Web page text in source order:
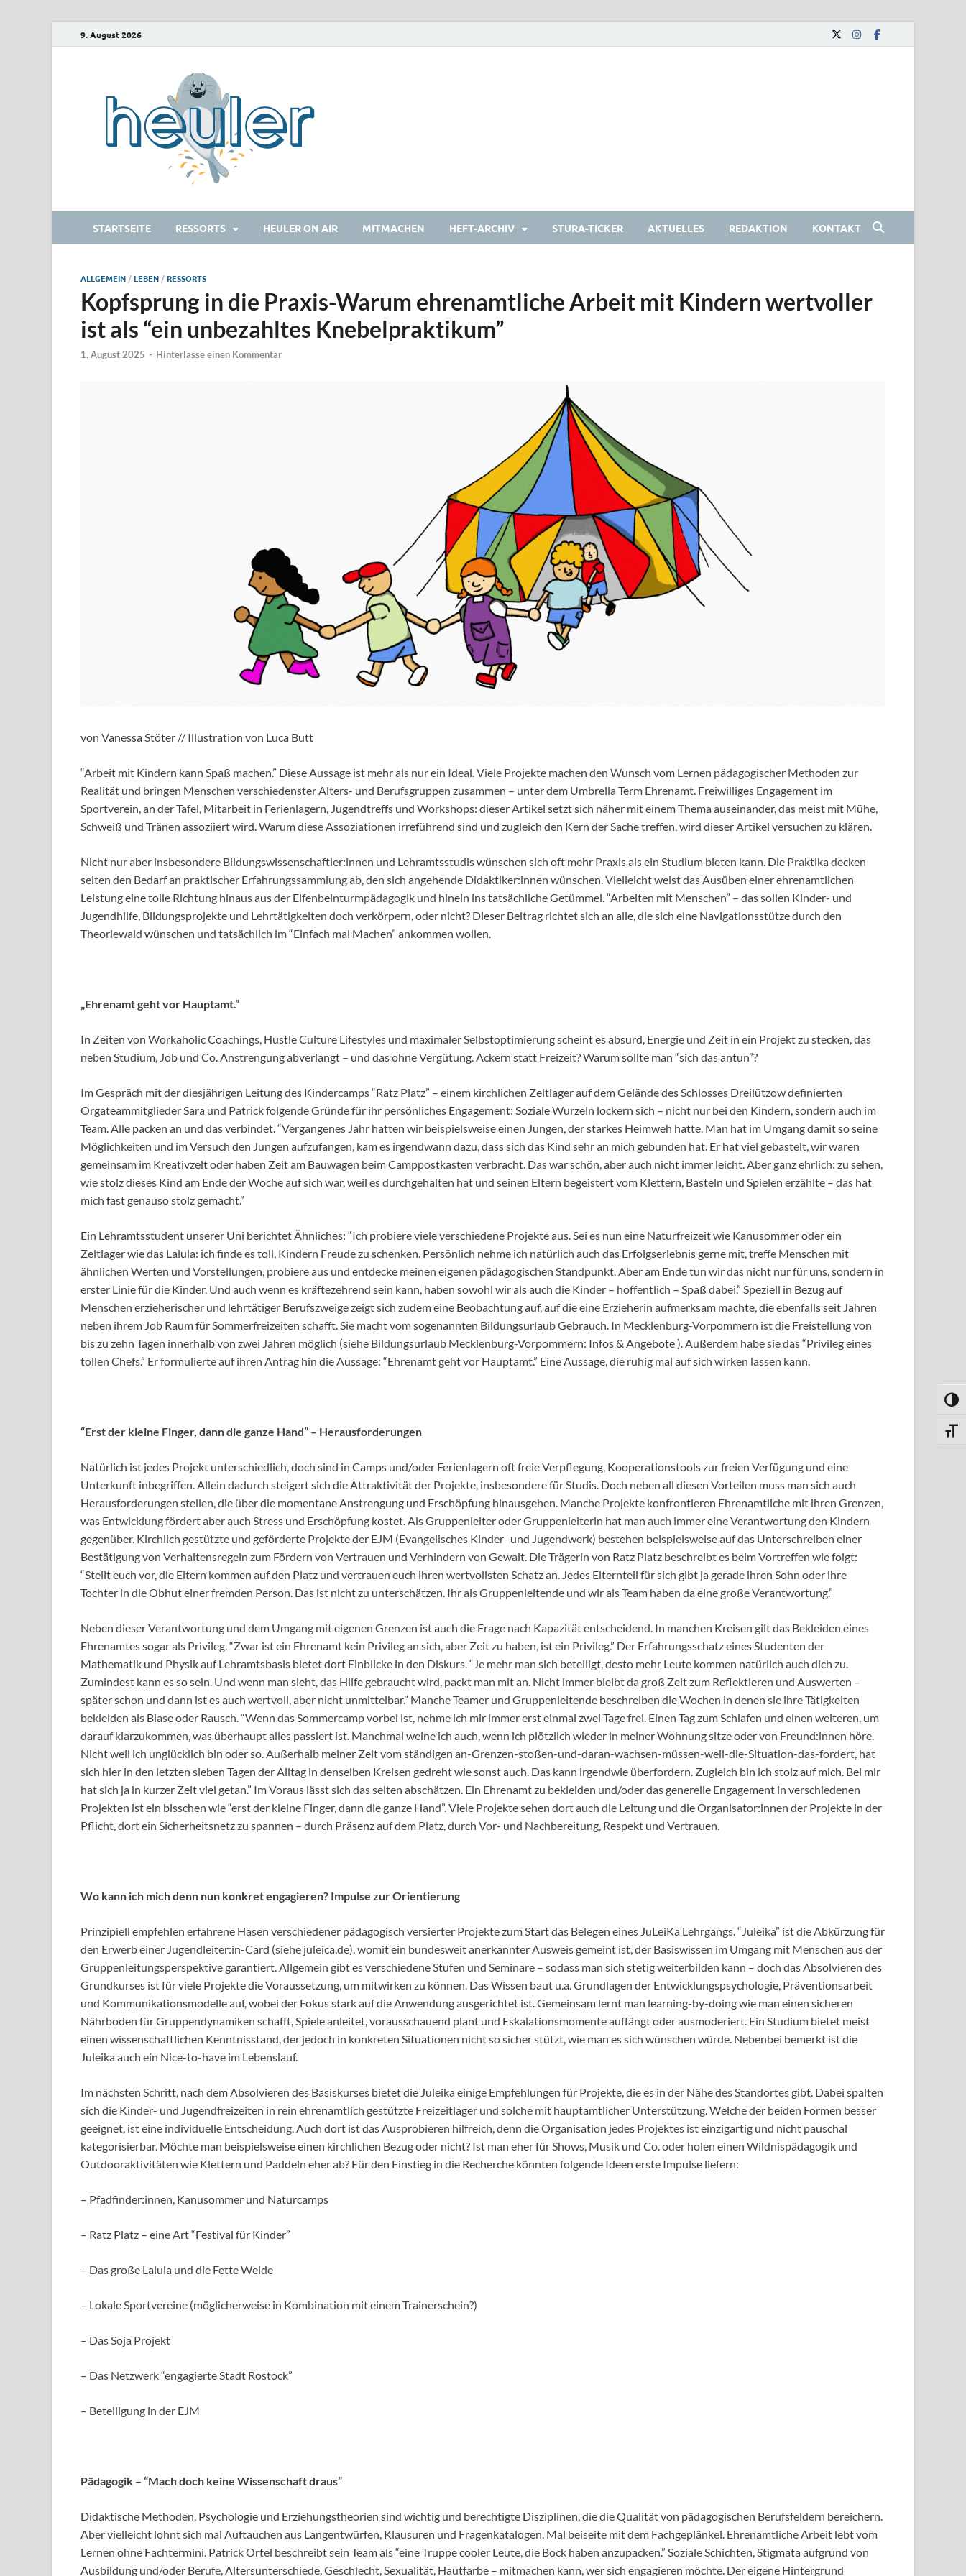
9. August 2026
STARTSEITE RESSORTS HEULER ON AIR MITMACHEN HEFT-ARCHIV STURA-TICKER AKTUELLES REDAKTION KONTAKT
ALLGEMEIN /LEBEN /RESSORTS
Kopfsprung in die Praxis-Warum ehrenamtliche Arbeit mit Kindern wertvoller
ist als “ein unbezahltes Knebelpraktikum”
1. August 2025 - Hinterlasse einen Kommentar
von Vanessa Stöter // Illustration von Luca Butt
“Arbeit mit Kindern kann Spaß machen.” Diese Aussage ist mehr als nur ein Ideal. Viele Projekte machen den Wunsch vom Lernen pädagogischer Methoden zur
Realität und bringen Menschen verschiedenster Alters- und Berufsgruppen zusammen – unter dem Umbrella Term Ehrenamt. Freiwilliges Engagement im
Sportverein, an der Tafel, Mitarbeit in Ferienlagern, Jugendtreffs und Workshops: dieser Artikel setzt sich näher mit einem Thema auseinander, das meist mit Mühe,
Schweiß und Tränen assoziiert wird. Warum diese Assoziationen irreführend sind und zugleich den Kern der Sache treffen, wird dieser Artikel versuchen zu klären.
Nicht nur aber insbesondere Bildungswissenschaftler:innen und Lehramtsstudis wünschen sich oft mehr Praxis als ein Studium bieten kann. Die Praktika decken
selten den Bedarf an praktischer Erfahrungssammlung ab, den sich angehende Didaktiker:innen wünschen. Vielleicht weist das Ausüben einer ehrenamtlichen
Leistung eine tolle Richtung hinaus aus der Elfenbeinturmpädagogik und hinein ins tatsächliche Getümmel. “Arbeiten mit Menschen” – das sollen Kinder- und
Jugendhilfe, Bildungsprojekte und Lehrtätigkeiten doch verkörpern, oder nicht? Dieser Beitrag richtet sich an alle, die sich eine Navigationsstütze durch den
Theoriewald wünschen und tatsächlich im “Einfach mal Machen” ankommen wollen.
„Ehrenamt geht vor Hauptamt.”
In Zeiten von Workaholic Coachings, Hustle Culture Lifestyles und maximaler Selbstoptimierung scheint es absurd, Energie und Zeit in ein Projekt zu stecken, das
neben Studium, Job und Co. Anstrengung abverlangt – und das ohne Vergütung. Ackern statt Freizeit? Warum sollte man “sich das antun”?
Im Gespräch mit der diesjährigen Leitung des Kindercamps “Ratz Platz” – einem kirchlichen Zeltlager auf dem Gelände des Schlosses Dreilützow definierten
Orgateammitglieder Sara und Patrick folgende Gründe für ihr persönliches Engagement: Soziale Wurzeln lockern sich – nicht nur bei den Kindern, sondern auch im
Team. Alle packen an und das verbindet. “Vergangenes Jahr hatten wir beispielsweise einen Jungen, der starkes Heimweh hatte. Man hat im Umgang damit so seine
Möglichkeiten und im Versuch den Jungen aufzufangen, kam es irgendwann dazu, dass sich das Kind sehr an mich gebunden hat. Er hat viel gebastelt, wir waren
gemeinsam im Kreativzelt oder haben Zeit am Bauwagen beim Camppostkasten verbracht. Das war schön, aber auch nicht immer leicht. Aber ganz ehrlich: zu sehen,
wie stolz dieses Kind am Ende der Woche auf sich war, weil es durchgehalten hat und seinen Eltern begeistert vom Klettern, Basteln und Spielen erzählte – das hat
mich fast genauso stolz gemacht.”
Ein Lehramtsstudent unserer Uni berichtet Ähnliches: “Ich probiere viele verschiedene Projekte aus. Sei es nun eine Naturfreizeit wie Kanusommer oder ein
Zeltlager wie das Lalula: ich finde es toll, Kindern Freude zu schenken. Persönlich nehme ich natürlich auch das Erfolgserlebnis gerne mit, treffe Menschen mit
ähnlichen Werten und Vorstellungen, probiere aus und entdecke meinen eigenen pädagogischen Standpunkt. Aber am Ende tun wir das nicht nur für uns, sondern in
erster Linie für die Kinder. Und auch wenn es kräftezehrend sein kann, haben sowohl wir als auch die Kinder – hoffentlich – Spaß dabei.” Speziell in Bezug auf
Menschen erzieherischer und lehrtätiger Berufszweige zeigt sich zudem eine Beobachtung auf, auf die eine Erzieherin aufmerksam machte, die ebenfalls seit Jahren
neben ihrem Job Raum für Sommerfreizeiten schafft. Sie macht vom sogenannten Bildungsurlaub Gebrauch. In Mecklenburg-Vorpommern ist die Freistellung von
bis zu zehn Tagen innerhalb von zwei Jahren möglich (siehe Bildungsurlaub Mecklenburg-Vorpommern: Infos & Angebote ). Außerdem habe sie das “Privileg eines
tollen Chefs.” Er formulierte auf ihren Antrag hin die Aussage: “Ehrenamt geht vor Hauptamt.” Eine Aussage, die ruhig mal auf sich wirken lassen kann.
“Erst der kleine Finger, dann die ganze Hand” – Herausforderungen
Natürlich ist jedes Projekt unterschiedlich, doch sind in Camps und/oder Ferienlagern oft freie Verpflegung, Kooperationstools zur freien Verfügung und eine
Unterkunft inbegriffen. Allein dadurch steigert sich die Attraktivität der Projekte, insbesondere für Studis. Doch neben all diesen Vorteilen muss man sich auch
Herausforderungen stellen, die über die momentane Anstrengung und Erschöpfung hinausgehen. Manche Projekte konfrontieren Ehrenamtliche mit ihren Grenzen,
was Entwicklung fördert aber auch Stress und Erschöpfung kostet. Als Gruppenleiter oder Gruppenleiterin hat man auch immer eine Verantwortung den Kindern
gegenüber. Kirchlich gestützte und geförderte Projekte der EJM (Evangelisches Kinder- und Jugendwerk) bestehen beispielsweise auf das Unterschreiben einer
Bestätigung von Verhaltensregeln zum Fördern von Vertrauen und Verhindern von Gewalt. Die Trägerin von Ratz Platz beschreibt es beim Vortreffen wie folgt:
“Stellt euch vor, die Eltern kommen auf den Platz und vertrauen euch ihren wertvollsten Schatz an. Jedes Elternteil für sich gibt ja gerade ihren Sohn oder ihre
Tochter in die Obhut einer fremden Person. Das ist nicht zu unterschätzen. Ihr als Gruppenleitende und wir als Team haben da eine große Verantwortung.”
Neben dieser Verantwortung und dem Umgang mit eigenen Grenzen ist auch die Frage nach Kapazität entscheidend. In manchen Kreisen gilt das Bekleiden eines
Ehrenamtes sogar als Privileg. “Zwar ist ein Ehrenamt kein Privileg an sich, aber Zeit zu haben, ist ein Privileg.” Der Erfahrungsschatz eines Studenten der
Mathematik und Physik auf Lehramtsbasis bietet dort Einblicke in den Diskurs. “Je mehr man sich beteiligt, desto mehr Leute kommen natürlich auch dich zu.
Zumindest kann es so sein. Und wenn man sieht, das Hilfe gebraucht wird, packt man mit an. Nicht immer bleibt da groß Zeit zum Reflektieren und Auswerten –
später schon und dann ist es auch wertvoll, aber nicht unmittelbar.” Manche Teamer und Gruppenleitende beschreiben die Wochen in denen sie ihre Tätigkeiten
bekleiden als Blase oder Rausch. “Wenn das Sommercamp vorbei ist, nehme ich mir immer erst einmal zwei Tage frei. Einen Tag zum Schlafen und einen weiteren, um
darauf klarzukommen, was überhaupt alles passiert ist. Manchmal weine ich auch, wenn ich plötzlich wieder in meiner Wohnung sitze oder von Freund:innen höre.
Nicht weil ich unglücklich bin oder so. Außerhalb meiner Zeit vom ständigen an-Grenzen-stoßen-und-daran-wachsen-müssen-weil-die-Situation-das-fordert, hat
sich hier in den letzten sieben Tagen der Alltag in denselben Kreisen gedreht wie sonst auch. Das kann irgendwie überfordern. Zugleich bin ich stolz auf mich. Bei mir
hat sich ja in kurzer Zeit viel getan.” Im Voraus lässt sich das selten abschätzen. Ein Ehrenamt zu bekleiden und/oder das generelle Engagement in verschiedenen
Projekten ist ein bisschen wie “erst der kleine Finger, dann die ganze Hand”. Viele Projekte sehen dort auch die Leitung und die Organisator:innen der Projekte in der
Pflicht, dort ein Sicherheitsnetz zu spannen – durch Präsenz auf dem Platz, durch Vor- und Nachbereitung, Respekt und Vertrauen.
Wo kann ich mich denn nun konkret engagieren? Impulse zur Orientierung
Prinzipiell empfehlen erfahrene Hasen verschiedener pädagogisch versierter Projekte zum Start das Belegen eines JuLeiKa Lehrgangs. “Juleika” ist die Abkürzung für
den Erwerb einer Jugendleiter:in-Card (siehe juleica.de), womit ein bundesweit anerkannter Ausweis gemeint ist, der Basiswissen im Umgang mit Menschen aus der
Gruppenleitungsperspektive garantiert. Allgemein gibt es verschiedene Stufen und Seminare – sodass man sich stetig weiterbilden kann – doch das Absolvieren des
Grundkurses ist für viele Projekte die Voraussetzung, um mitwirken zu können. Das Wissen baut u.a. Grundlagen der Entwicklungspsychologie, Präventionsarbeit
und Kommunikationsmodelle auf, wobei der Fokus stark auf die Anwendung ausgerichtet ist. Gemeinsam lernt man learning-by-doing wie man einen sicheren
Nährboden für Gruppendynamiken schafft, Spiele anleitet, vorausschauend plant und Eskalationsmomente auffängt oder ausmoderiert. Ein Studium bietet meist
einen wissenschaftlichen Kenntnisstand, der jedoch in konkreten Situationen nicht so sicher stützt, wie man es sich wünschen würde. Nebenbei bemerkt ist die
Juleika auch ein Nice-to-have im Lebenslauf.
Im nächsten Schritt, nach dem Absolvieren des Basiskurses bietet die Juleika einige Empfehlungen für Projekte, die es in der Nähe des Standortes gibt. Dabei spalten
sich die Kinder- und Jugendfreizeiten in rein ehrenamtlich gestützte Freizeitlager und solche mit hauptamtlicher Unterstützung. Welche der beiden Formen besser
geeignet, ist eine individuelle Entscheidung. Auch dort ist das Ausprobieren hilfreich, denn die Organisation jedes Projektes ist einzigartig und nicht pauschal
kategorisierbar. Möchte man beispielsweise einen kirchlichen Bezug oder nicht? Ist man eher für Shows, Musik und Co. oder holen einen Wildnispädagogik und
Outdooraktivitäten wie Klettern und Paddeln eher ab? Für den Einstieg in die Recherche könnten folgende Ideen erste Impulse liefern:
– Pfadfinder:innen, Kanusommer und Naturcamps
– Ratz Platz – eine Art “Festival für Kinder”
– Das große Lalula und die Fette Weide
– Lokale Sportvereine (möglicherweise in Kombination mit einem Trainerschein?)
– Das Soja Projekt
– Das Netzwerk “engagierte Stadt Rostock”
– Beteiligung in der EJM
Pädagogik – “Mach doch keine Wissenschaft draus”
Didaktische Methoden, Psychologie und Erziehungstheorien sind wichtig und berechtigte Disziplinen, die die Qualität von pädagogischen Berufsfeldern bereichern.
Aber vielleicht lohnt sich mal Auftauchen aus Langentwürfen, Klausuren und Fragenkatalogen. Mal beiseite mit dem Fachgeplänkel. Ehrenamtliche Arbeit lebt vom
Lernen ohne Fachtermini. Patrick Ortel beschreibt sein Team als “eine Truppe cooler Leute, die Bock haben anzupacken.” Soziale Schichten, Stigmata aufgrund von
Ausbildung und/oder Berufe, Altersunterschiede, Geschlecht, Sexualität, Hautfarbe – mitmachen kann, wer sich engagieren möchte. Der eigene Hintergrund